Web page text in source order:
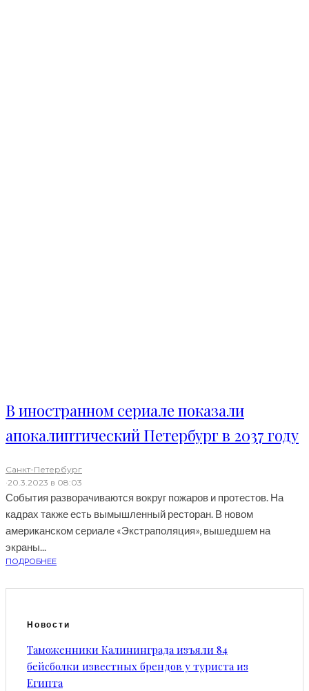
В иностранном сериале показали
апокалиптический Петербург в 2037 году
Санкт-Петербург
·20.3.2023 в 08:03
События разворачиваются вокруг пожаров и протестов. На
кадрах также есть вымышленный ресторан. В новом
американском сериале «Экстраполяция», вышедшем на
экраны...
ПОДРОБНЕЕ
Новости
Таможенники Калининграда изъяли 84
бейсболки известных брендов у туриста из
Египта